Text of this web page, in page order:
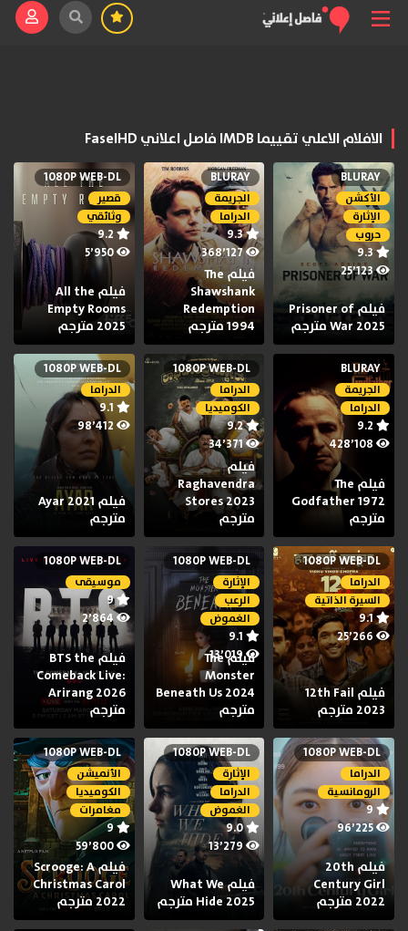
الافلام الاعلي تقييما IMDB فاصل اعلاني FaselHD
BLURAY
الأكشن
الإثارة
حروب
9.3
25٬123
فيلم Prisoner of
War 2025 مترجم
BLURAY
الجريمة
الدراما
9.3
368٬127
فيلم The
Shawshank
Redemption
1994 مترجم
1080P WEB-DL
قصير
وثائقي
5٬950
فيلم All the
Empty Rooms
2025 مترجم
BLURAY
الجريمة
الدراما
فيلم The
Godfather 1972
مترجم
1080P WEB-DL
الدراما
الكوميديا
9.2
34٬371
فيلم
Raghavendra
Stores 2023
مترجم
1080P WEB-DL
الدراما
فيلم Ayar 2021
مترجم
1080P WEB-DL
الدراما
السيرة الذاتية
9.1
فيلم 12th Fail
2023 مترجم
1080P WEB-DL
الإثارة
الرعب
الغموض
9.1
13٬019
فيلم The
Monster
Beneath Us 2024
مترجم
1080P WEB-DL
موسيقى
9
2٬864
فيلم BTS the
Comeback Live:
Arirang 2026
مترجم
1080P WEB-DL
الدراما
الرومانسية
96٬225
فيلم 20th
Century Girl
2022 مترجم
1080P WEB-DL
الإثارة
الدراما
الغموض
9.0
13٬279
فيلم What We
Hide 2025 مترجم
1080P WEB-DL
الأنميشن
الكوميديا
مغامرات
9
59٬800
فيلم Scrooge: A
Christmas Carol
2022 مترجم